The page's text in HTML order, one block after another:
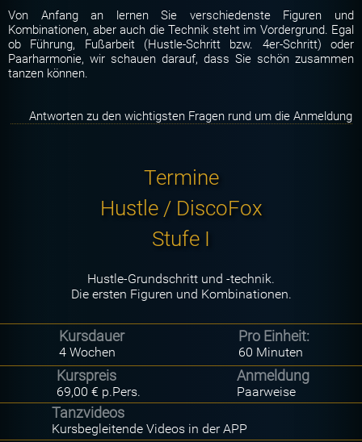
Von Anfang an lernen Sie verschiedenste Figuren und
Kombinationen, aber auch die Technik steht im Vordergrund. Egal
ob Führung, Fußarbeit (Hustle-Schritt bzw. 4er-Schritt) oder
Paarharmonie, wir schauen darauf, dass Sie schön zusammen
tanzen können.
Antworten zu den wichtigsten Fragen rund um die Anmeldung
Termine
Hustle / DiscoFox
Stufe I
Hustle-Grundschritt und -technik.
Die ersten Figuren und Kombinationen.
Kursdauer
4 Wochen
Pro Einheit:
60 Minuten
Kurspreis
69,00 € p.Pers.
Anmeldung
Paarweise
Tanzvideos
Kursbegleitende Videos in der APP